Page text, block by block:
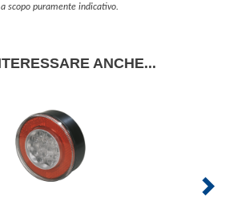
scopo puramente indicativo.
ANCHE...